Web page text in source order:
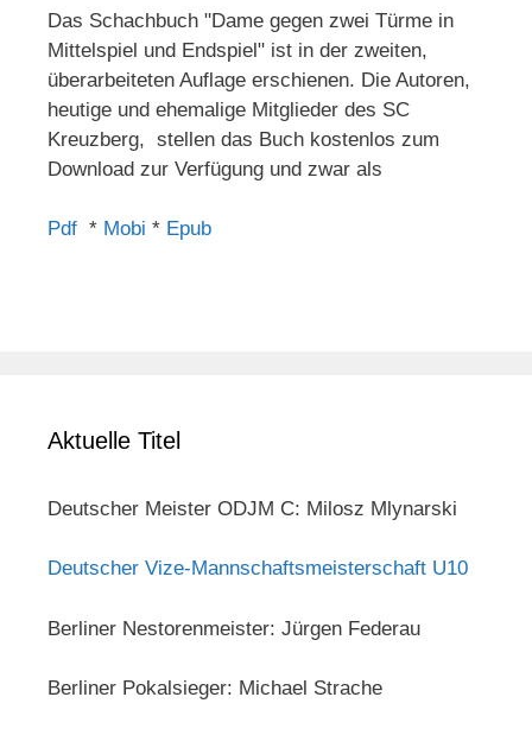
Das Schachbuch "Dame gegen zwei Türme in
Mittelspiel und Endspiel" ist in der zweiten,
überarbeiteten Auflage erschienen. Die Autoren,
heutige und ehemalige Mitglieder des SC
Kreuzberg, stellen das Buch kostenlos zum
Download zur Verfügung und zwar als
Pdf * Mobi * Epub
Aktuelle Titel
Deutscher Meister ODJM C: Milosz Mlynarski
Deutscher Vize-Mannschaftsmeisterschaft U10
Berliner Nestorenmeister: Jürgen Federau
Berliner Pokalsieger: Michael Strache